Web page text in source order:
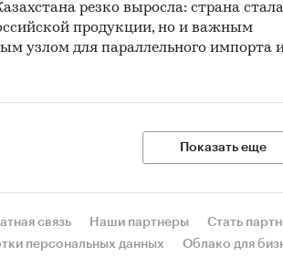
резко выросла: страна
продукции, но и важным
узлом для параллельного импорта
Показать еще
связь Наши партнеры Стать
персональных данных
Облако для